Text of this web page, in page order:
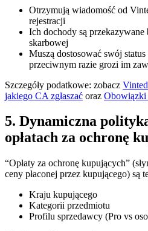
Otrzymują wiadomość od
rejestracji
Ich dochody są
skarbowej
Muszą dostosować swój
przeciwnym razie grozi im
Szczegóły podatkowe: zobacz
jakiego CA zgłaszać oraz Obowiązki
5. Dynamiczna
opłatach za ochronę
“Opłaty za ochronę kupujących”
ceny płaconej przez kupującego) są
Kraju kupującego
Kategorii przedmiotu
Profilu sprzedawcy (Pro vs